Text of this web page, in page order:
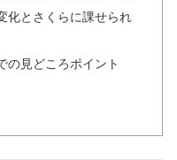
化とさくらに課せられ
の見どころポイント